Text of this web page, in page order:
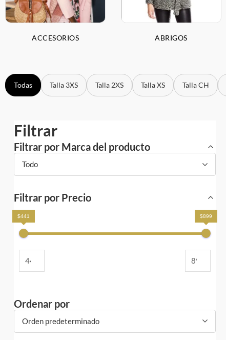
ACCESORIOS ABRIGOS
Todas Talla 3XS Talla 2XS Talla XS Talla CH
Filtrar
Filtrar por Marca del producto
Todo
Filtrar por Precio
$441 $899
Ordenar por
Orden predeterminado